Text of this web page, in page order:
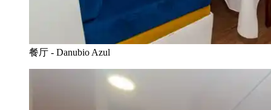
餐厅 - Danubio Azul